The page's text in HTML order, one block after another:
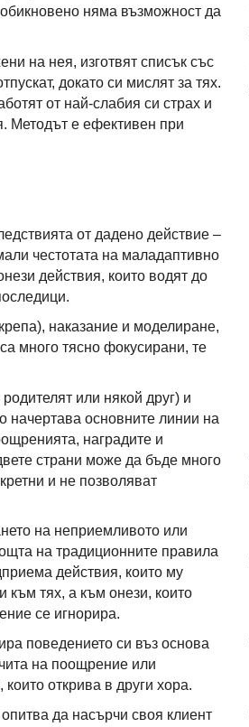
няма възможност да
на нея, изготвят списък със
докато си мислят за тях.
от най-слабия си страх и
Методът е ефективен при
от дадено действие –
честотата на маладаптивно
действия, които водят до
наказание и моделиране,
много тясно фокусирани, те
или някой друг) и
начертава основните линии на
наградите и
страни може да бъде много
и не позволяват
на неприемливото или
на традиционните правила
действия, които му
към тях, а към онези, които
се игнорира.
поведението си въз основа
на поощрение или
открива в други хора.
да насърчи своя клиент